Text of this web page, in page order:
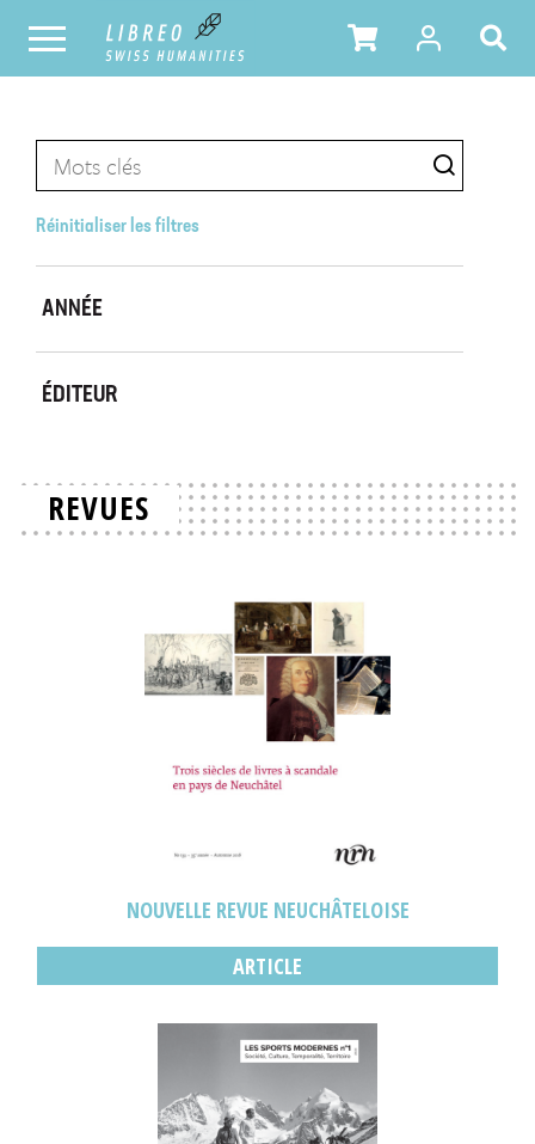
Réinitialiser les filtres
ANNÉE
ÉDITEUR
REVUES
NOUVELLE REVUE NEUCHÂTELOISE
ARTICLE